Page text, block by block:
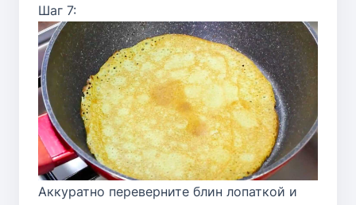
Шаг 7:
Аккуратно переверните блин лопаткой и